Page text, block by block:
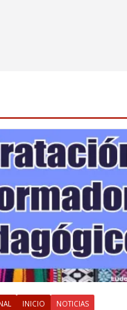
INICIO NOTICIAS